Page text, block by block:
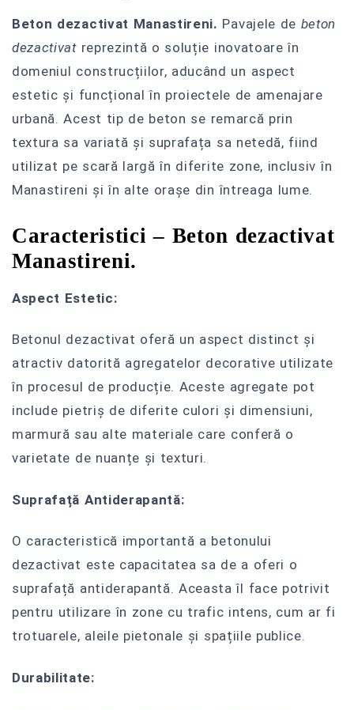
Beton dezactivat Manastireni. Pavajele de beton
dezactivatreprezintă o soluție inovatoare în
domeniul construcțiilor, aducând un aspect
estetic și funcțional în proiectele de amenajare
urbană. Acest tip de beton se remarcă prin
textura sa variată și suprafața sa netedă, fiind
utilizat pe scară largă în diferite zone, inclusiv în
Manastireni și în alte orașe din întreaga lume.
Caracteristici – Beton dezactivat
Manastireni.
Aspect Estetic:
Betonul dezactivat oferă un aspect distinct și
atractiv datorită agregatelor decorative utilizate
în procesul de producție. Aceste agregate pot
include pietriș de diferite culori și dimensiuni,
marmură sau alte materiale care conferă o
varietate de nuanțe și texturi.
Suprafață Antiderapantă:
O caracteristică importantă a betonului
dezactivat este capacitatea sa de a oferi o
suprafață antiderapantă. Aceasta îl face potrivit
pentru utilizare în zone cu trafic intens, cum ar fi
trotuarele, aleile pietonale și spațiile publice.
Durabilitate: